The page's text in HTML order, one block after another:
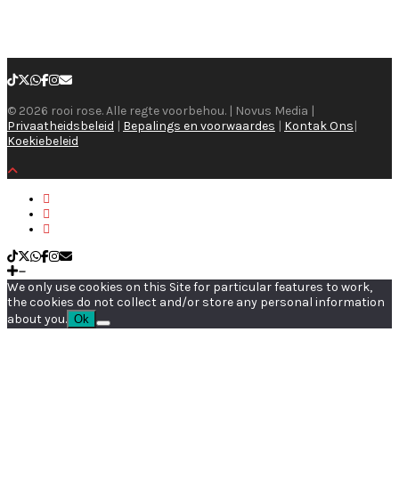
© 2026 rooi rose. Alle regte voorbehou. | Novus Media |
Privaatheidsbeleid | Bepalings en voorwaardes | Kontak Ons|
Koekiebeleid
We only use cookies on this Site for particular features to work,
the cookies do not collect and/or store any personal information
about you. Ok